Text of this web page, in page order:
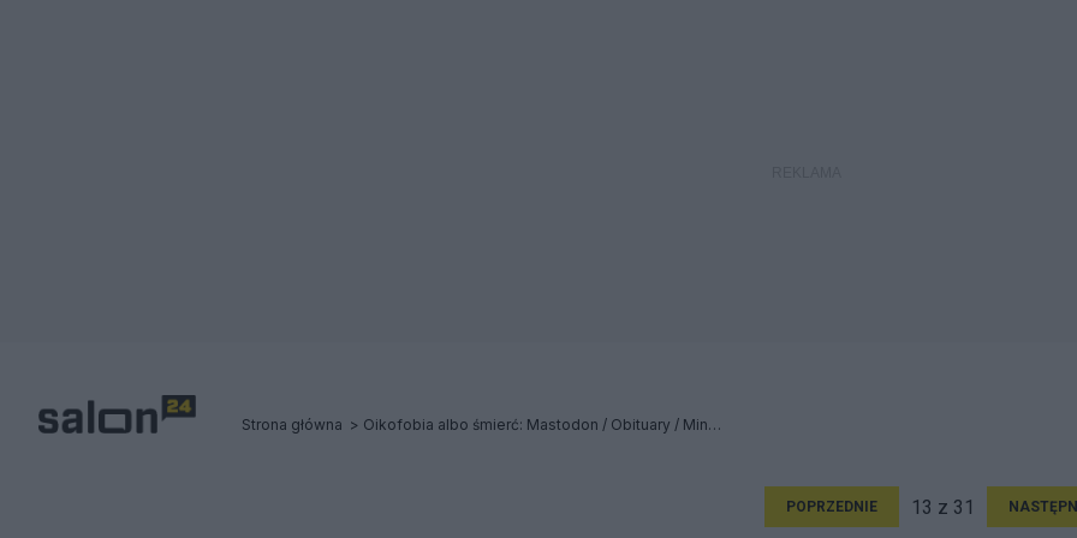
Strona główna Oikofobia albo śmierć: Mastodon / Obituary / Ministry - Relacja
POPRZEDNIE 13 z 31